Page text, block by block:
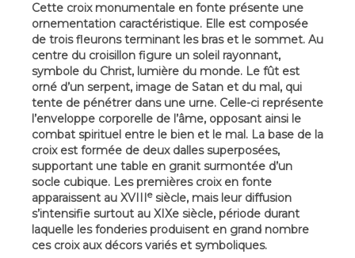
Cette croix monumentale en fonte présente une
ornementation caractéristique. Elle est composée
de trois fleurons terminant les bras et le sommet. Au
centre du croisillon figure un soleil rayonnant,
symbole du Christ, lumière du monde. Le fût est
orné d’un serpent, image de Satan et du mal, qui
tente de pénétrer dans une urne. Celle-ci représente
l’enveloppe corporelle de l’âme, opposant ainsi le
combat spirituel entre le bien et le mal. La base de la
croix est formée de deux dalles superposées,
supportant une table en granit surmontée d’un
socle cubique. Les premières croix en fonte
apparaissent au XVIII
esiècle, mais leur diffusion
s’intensifie surtout au XIXe siècle, période durant
laquelle les fonderies produisent en grand nombre
ces croix aux décors variés et symboliques.